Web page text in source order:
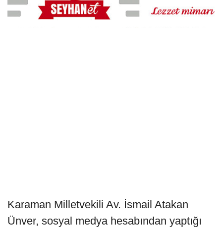
Karaman Milletvekili Av. İsmail Atakan
Ünver, sosyal medya hesabından yaptığı